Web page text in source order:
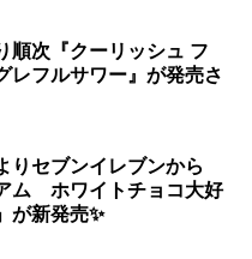
順次『クーリッシュ フ
レフルサワー』が発売さ
りセブンイレブンから
ム ホワイトチョコ大好
が新発売✨